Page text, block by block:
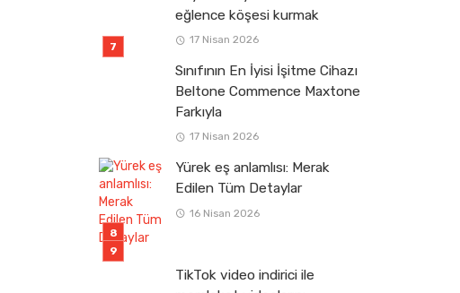
eğlence köşesi kurmak
17 Nisan 2026
Sınıfının En İyisi İşitme Cihazı
Beltone Commence Maxtone
Farkıyla
17 Nisan 2026
Yürek eş anlamlısı: Merak
Edilen Tüm Detaylar
16 Nisan 2026
TikTok video indirici ile